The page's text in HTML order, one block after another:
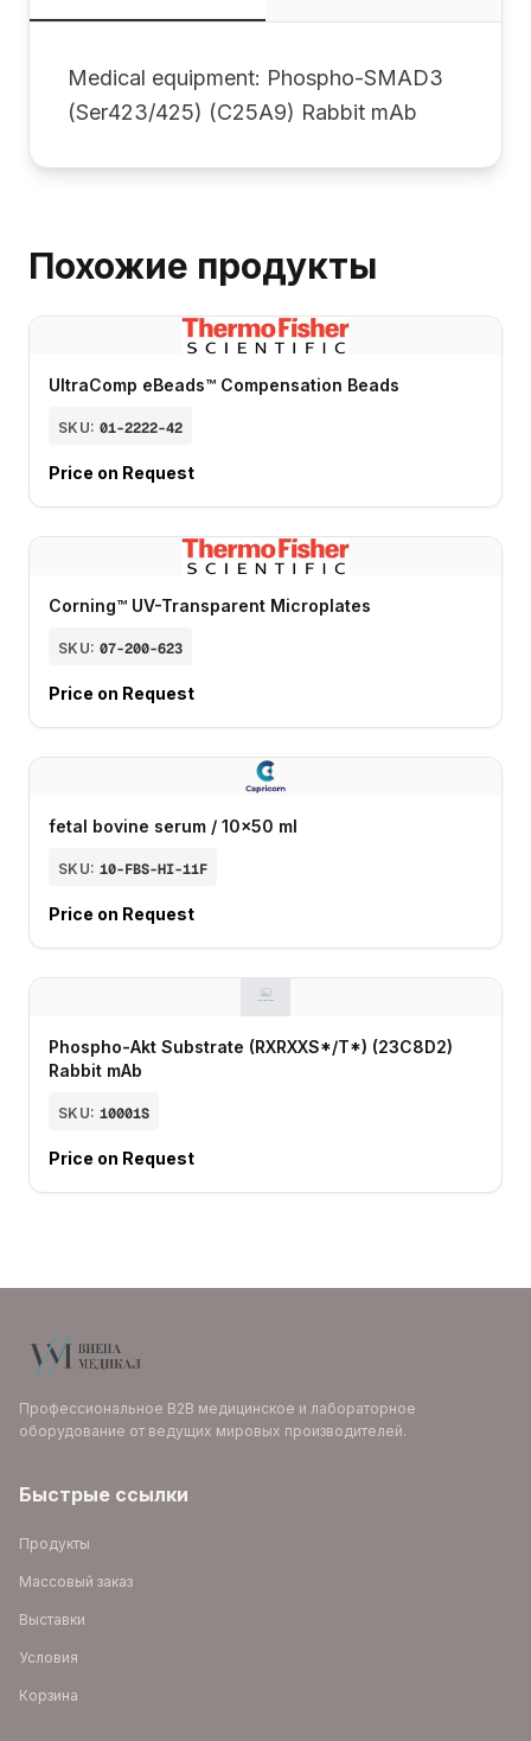
Medical equipment: Phospho-SMAD3
(Ser423/425) (C25A9) Rabbit mAb
Похожие продукты
UltraComp eBeads™ Compensation Beads
SKU: 01-2222-42
Price on Request
Corning™ UV-Transparent Microplates
SKU: 07-200-623
Price on Request
fetal bovine serum / 10x50 ml
SKU: 10-FBS-HI-11F
Price on Request
Phospho-Akt Substrate (RXRXXS*/T*) (23C8D2)
Rabbit mAb
SKU: 10001S
Price on Request
Профессиональное B2B медицинское и лабораторное
оборудование от ведущих мировых производителей.
Быстрые ссылки
Продукты
Массовый заказ
Выставки
Условия
Корзина